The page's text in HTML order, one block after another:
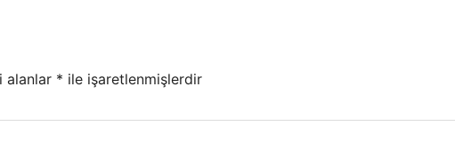
alanlar * ile işaretlenmişlerdir